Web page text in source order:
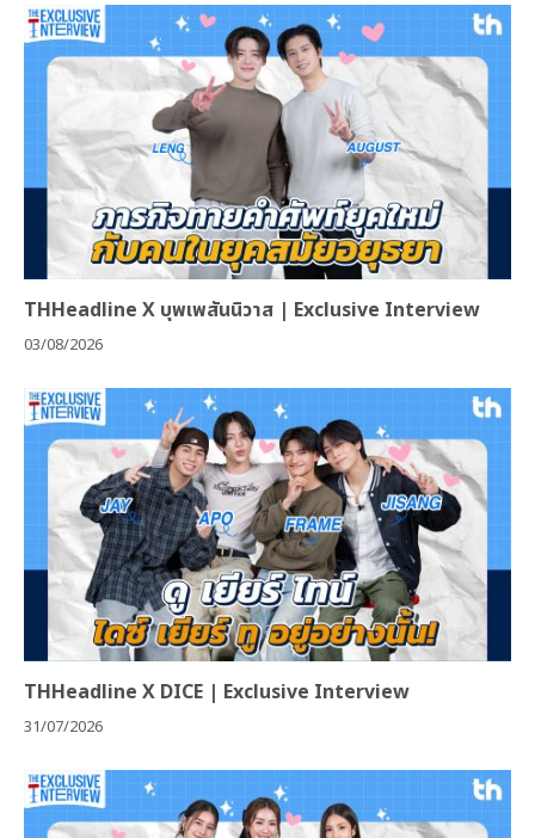
THHeadline X บุพเพสันนิวาส | Exclusive Interview
03/08/2026
THHeadline X DICE | Exclusive Interview
31/07/2026